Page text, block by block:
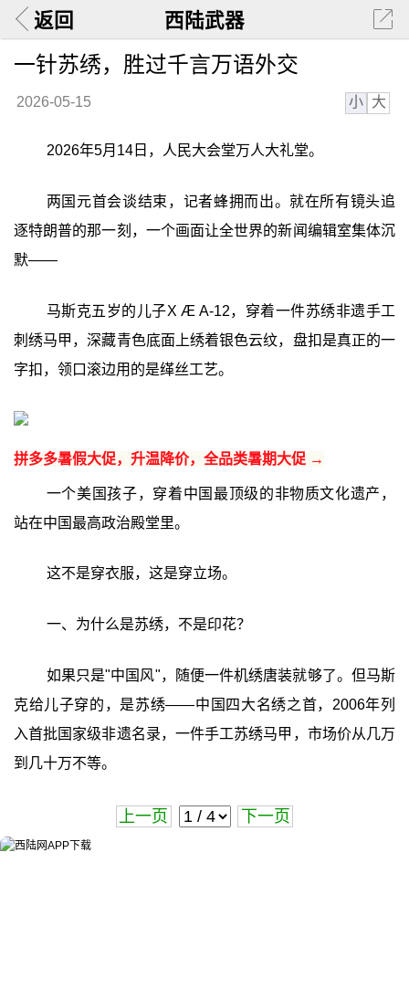
返回 西陆武器
一针苏绣，胜过千言万语外交
2026-05-15 小 大
2026年5月14日，人民大会堂万人大礼堂。
两国元首会谈结束，记者蜂拥而出。就在所有镜头追
逐特朗普的那一刻，一个画面让全世界的新闻编辑室集体沉
默——
马斯克五岁的儿子X Æ A-12，穿着一件苏绣非遗手工
刺绣马甲，深藏青色底面上绣着银色云纹，盘扣是真正的一
字扣，领口滚边用的是缂丝工艺。
拼多多暑假大促，升温降价，全品类暑期大促 →
一个美国孩子，穿着中国最顶级的非物质文化遗产，
站在中国最高政治殿堂里。
这不是穿衣服，这是穿立场。
一、为什么是苏绣，不是印花？
如果只是"中国风"，随便一件机绣唐装就够了。但马斯
克给儿子穿的，是苏绣——中国四大名绣之首，2006年列
入首批国家级非遗名录，一件手工苏绣马甲，市场价从几万
到几十万不等。
上一页 下一页